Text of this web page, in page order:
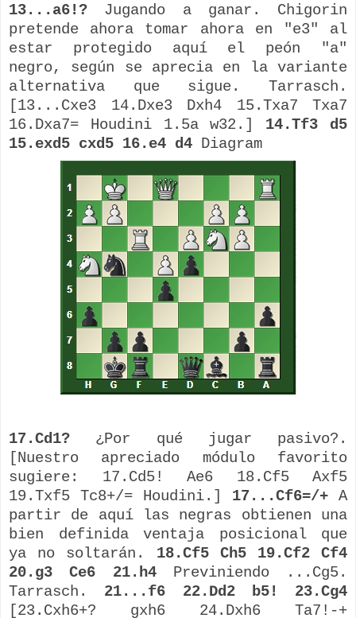
13...a6!? Jugando a ganar. Chigorin
pretende ahora tomar ahora en "e3" al
estar protegido aquí el peón "a"
negro, según se aprecia en la variante
alternativa que sigue. Tarrasch.
[13...Cxe3 14.Dxe3 Dxh4 15.Txa7 Txa7
16.Dxa7= Houdini 1.5a w32.] 14.Tf3 d5
15.exd5 cxd5 16.e4 d4 Diagram
17.Cd1? ¿Por qué jugar pasivo?.
[Nuestro apreciado módulo favorito
sugiere: 17.Cd5! Ae6 18.Cf5 Axf5
19.Txf5 Tc8+/= Houdini.] 17...Cf6=/+ A
partir de aquí las negras obtienen una
bien definida ventaja posicional que
ya no soltarán. 18.Cf5 Ch5 19.Cf2 Cf4
20.g3 Ce6 21.h4 Previniendo ...Cg5.
Tarrasch. 21...f6 22.Dd2 b5! 23.Cg4
[23.Cxh6+? gxh6 24.Dxh6 Ta7!-+